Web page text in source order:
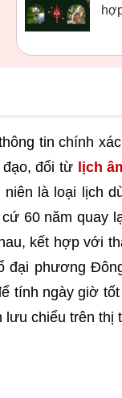
tin chính
đổi từ lịch
là loại lịch
60 năm quay
kết hợp với
đại phương
tính ngày giờ
chiểu trên